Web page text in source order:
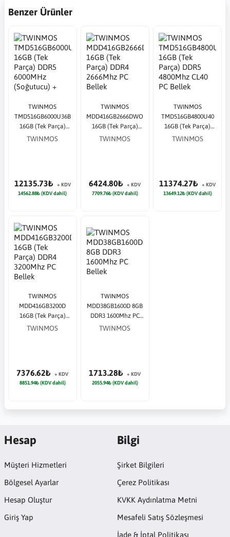
Benzer Ürünler
TWINMOS
TMD516GB6000U36B
16GB (Tek Parça)
DDR5 6000MHz
TWINMOS
12135.73₺
+ KDV
14562.88₺ (KDV dahil)
TWINMOS
MDD416GB2666DWO
16GB (Tek Parça)
DDR4 2666Mhz PC
TWINMOS
6424.80₺
+ KDV
7709.76₺ (KDV dahil)
TWINMOS
TMD516GB4800U40
16GB (Tek Parça)
DDR5 4800Mhz CL40
TWINMOS
11374.27₺
+ KDV
13649.12₺ (KDV dahil)
TWINMOS
MDD416GB3200D
16GB (Tek Parça)
DDR4 3200Mhz PC
TWINMOS
7376.62₺
+ KDV
8851.94₺ (KDV dahil)
TWINMOS
MDD38GB1600D 8GB
DDR3 1600Mhz PC
Bellek
TWINMOS
1713.28₺
+ KDV
2055.94₺ (KDV dahil)
Hesap
Müşteri Hizmetleri
Bölgesel Ayarlar
Hesap Oluştur
Giriş Yap
Bilgi
Şirket Bilgileri
Çerez Politikası
KVKK Aydınlatma Metni
Mesafeli Satış Sözleşmesi
İade & İptal Politikası